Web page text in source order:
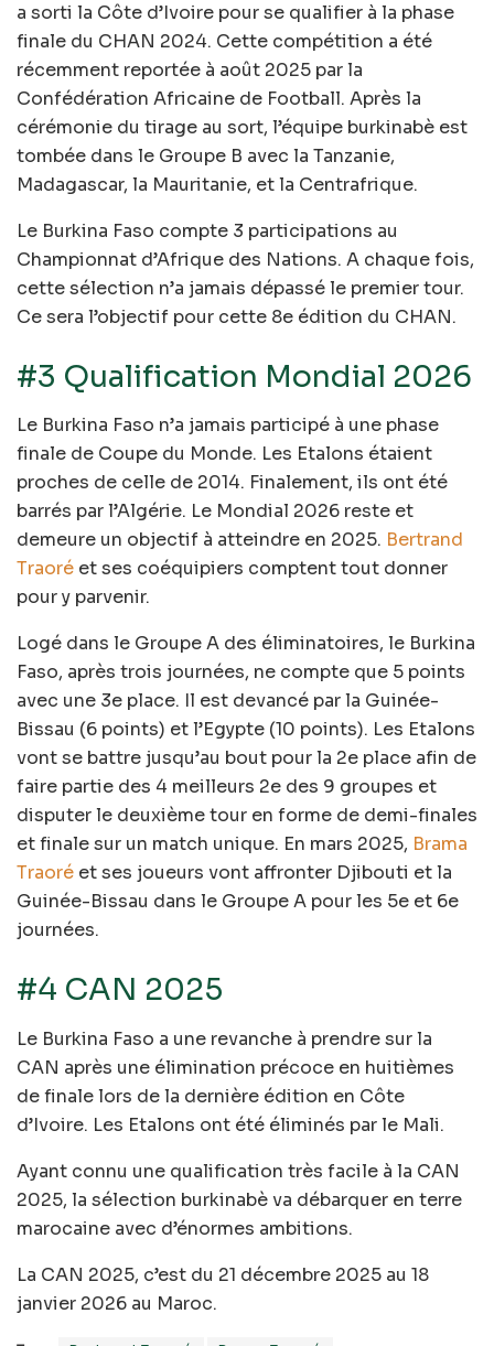
a sorti la Côte d’Ivoire pour se qualifier à la phase
finale du CHAN 2024. Cette compétition a été
récemment reportée à août 2025 par la
Confédération Africaine de Football. Après la
cérémonie du tirage au sort, l’équipe burkinabè est
tombée dans le Groupe B avec la Tanzanie,
Madagascar, la Mauritanie, et la Centrafrique.
Le Burkina Faso compte 3 participations au
Championnat d’Afrique des Nations. A chaque fois,
cette sélection n’a jamais dépassé le premier tour.
Ce sera l’objectif pour cette 8e édition du CHAN.
#3 Qualification Mondial 2026
Le Burkina Faso n’a jamais participé à une phase
finale de Coupe du Monde. Les Etalons étaient
proches de celle de 2014. Finalement, ils ont été
barrés par l’Algérie. Le Mondial 2026 reste et
demeure un objectif à atteindre en 2025. Bertrand
Traoré et ses coéquipiers comptent tout donner
pour y parvenir.
Logé dans le Groupe A des éliminatoires, le Burkina
Faso, après trois journées, ne compte que 5 points
avec une 3e place. Il est devancé par la Guinée-
Bissau (6 points) et l’Egypte (10 points). Les Etalons
vont se battre jusqu’au bout pour la 2e place afin de
faire partie des 4 meilleurs 2e des 9 groupes et
disputer le deuxième tour en forme de demi-finales
et finale sur un match unique. En mars 2025, Brama
Traoré et ses joueurs vont affronter Djibouti et la
Guinée-Bissau dans le Groupe A pour les 5e et 6e
journées.
#4 CAN 2025
Le Burkina Faso a une revanche à prendre sur la
CAN après une élimination précoce en huitièmes
de finale lors de la dernière édition en Côte
d’Ivoire. Les Etalons ont été éliminés par le Mali.
Ayant connu une qualification très facile à la CAN
2025, la sélection burkinabè va débarquer en terre
marocaine avec d’énormes ambitions.
La CAN 2025, c’est du 21 décembre 2025 au 18
janvier 2026 au Maroc.